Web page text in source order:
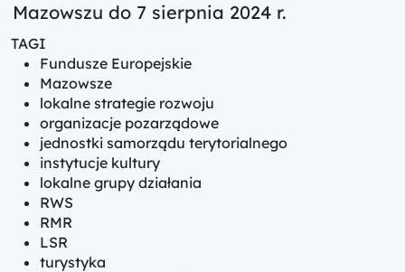
Mazowszu do 7 sierpnia 2024 r.
TAGI
Fundusze Europejskie
Mazowsze
lokalne strategie rozwoju
organizacje pozarządowe
jednostki samorządu terytorialnego
instytucje kultury
lokalne grupy działania
RWS
RMR
LSR
turystyka